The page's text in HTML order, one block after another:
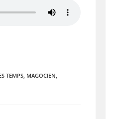
TEMPS, MAGOCIEN,